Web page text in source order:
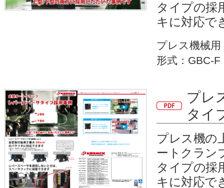
タイプの採
キに対応で
プレス機械用
形式：GBC-F
プレ
タイ
プレス機の
ートクラン
タイプの採
キに対応で